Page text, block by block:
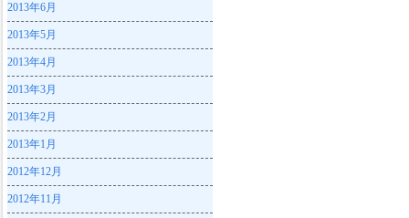
2013年6月
2013年5月
2013年4月
2013年3月
2013年2月
2013年1月
2012年12月
2012年11月